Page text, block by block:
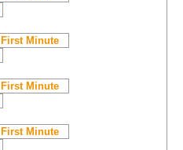
First Minute
First Minute
First Minute